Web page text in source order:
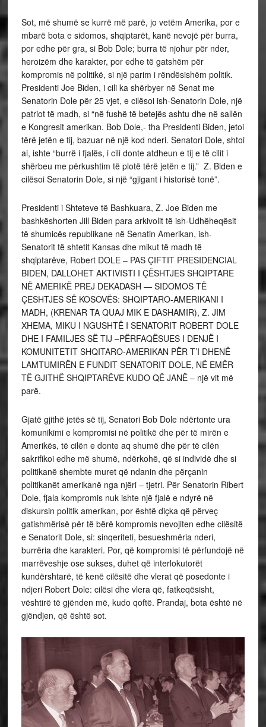
Sot, më shumë se kurrë më parë, jo vetëm Amerika, por e
mbarë bota e sidomos, shqiptarët, kanë nevojë për burra,
por edhe për gra, si Bob Dole; burra të njohur për nder,
heroizëm dhe karakter, por edhe të gatshëm për
kompromis në politikë, si një parim i rëndësishëm politik.
Presidenti Joe Biden, i cili ka shërbyer në Senat me
Senatorin Dole për 25 vjet, e cilësoi ish-Senatorin Dole, një
patriot të madh, si “në fushë të betejës ashtu dhe në sallën
e Kongresit amerikan. Bob Dole,- tha Presidenti Biden, jetoi
tërë jetën e tij, bazuar në një kod nderi. Senatori Dole, shtoi
ai, ishte “burrë i fjalës, i cili donte atdheun e tij e të cilit i
shërbeu me përkushtim të plotë tërë jetën e tij.” Z. Biden e
cilësoi Senatorin Dole, si një “gjigant i historisë tonë”.
Presidenti i Shteteve të Bashkuara, Z. Joe Biden me
bashkëshorten Jill Biden para arkivolit të ish-Udhëheqësit
të shumicës republikane në Senatin Amerikan, ish-
Senatorit të shtetit Kansas dhe mikut të madh të
shqiptarëve, Robert DOLE – PAS ÇIFTIT PRESIDENCIAL
BIDEN, DALLOHET AKTIVISTI I ÇËSHTJES SHQIPTARE
NË AMERIKË PREJ DEKADASH — SIDOMOS TË
ÇESHTJES SË KOSOVËS: SHQIPTARO-AMERIKANI I
MADH, (KRENAR TA QUAJ MIK E DASHAMIR), Z. JIM
XHEMA, MIKU I NGUSHTË I SENATORIT ROBERT DOLE
DHE I FAMILJES SË TIJ –PËRFAQËSUES I DENJË I
KOMUNITETIT SHQITARO-AMERIKAN PËR T’I DHENË
LAMTUMIRËN E FUNDIT SENATORIT DOLE, NË EMËR
TË GJITHË SHQIPTARËVE KUDO QË JANË – një vit më
parë.
Gjatë gjithë jetës së tij, Senatori Bob Dole ndërtonte ura
komunikimi e kompromisi në politikë dhe për të mirën e
Amerikës, të cilën e donte aq shumë dhe për të cilën
sakrifikoi edhe më shumë, ndërkohë, që si individë dhe si
politikanë shembte muret që ndanin dhe përçanin
politikanët amerikanë nga njëri – tjetri. Për Senatorin Ribert
Dole, fjala kompromis nuk ishte një fjalë e ndyrë në
diskursin politik amerikan, por është diçka që përveç
gatishmërisë për të bërë kompromis nevojiten edhe cilësitë
e Senatorit Dole, si: sinqeriteti, besueshmëria nderi,
burrëria dhe karakteri. Por, që kompromisi të përfundojë në
marrëveshje ose sukses, duhet që interlokutorët
kundërshtarë, të kenë cilësitë dhe vlerat që posedonte i
ndjeri Robert Dole: cilësi dhe vlera që, fatkeqësisht,
vështirë të gjënden më, kudo qoftë. Prandaj, bota është në
gjëndjen, që është sot.